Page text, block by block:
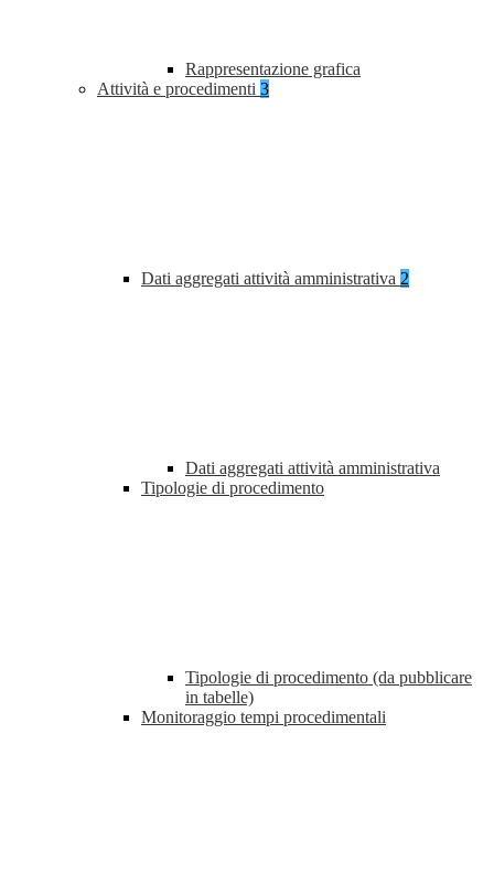
Rappresentazione grafica
Attività e procedimenti 3
Dati aggregati attività amministrativa 2
Dati aggregati attività amministrativa
Tipologie di procedimento
Tipologie di procedimento (da pubblicare
in tabelle)
Monitoraggio tempi procedimentali